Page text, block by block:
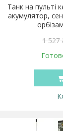
Танк на пульті
акумулятор,
1 527